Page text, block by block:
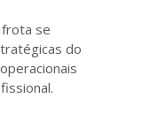
se
do